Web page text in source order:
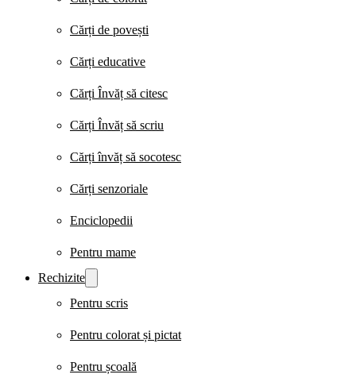
Cărți de povești
Cărți educative
Cărți Învăț să citesc
Cărți Învăț să scriu
Cărți învăț să socotesc
Cărți senzoriale
Enciclopedii
Pentru mame
Rechizite
Pentru scris
Pentru colorat și pictat
Pentru școală